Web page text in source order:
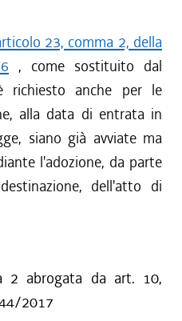
23, comma 2, della
, come sostituito dal
richiesto anche per le
alla data di entrata in
siano già avviate ma
l'adozione, da parte
dell'atto di
2 abrogata da art. 10,
2017